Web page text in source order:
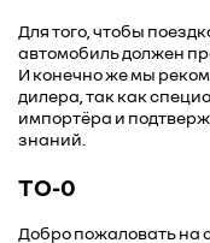
Для того, чтобы
автомобиль должен
И конечно же мы
дилера, так как
импортёра и
знаний.
ТО-0
Добро пожаловать на